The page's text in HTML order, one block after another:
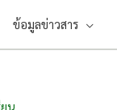
ข้อมูลข่าวสาร
น